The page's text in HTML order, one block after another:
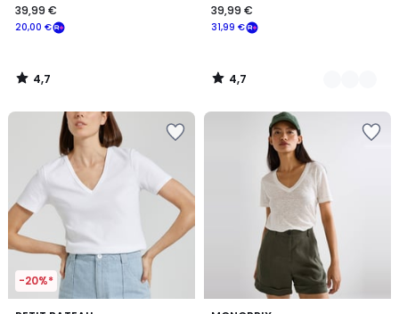
20,00 €
39,99 €
4,7
/
31,99 €
39,99 €
4,7
/
-20%*